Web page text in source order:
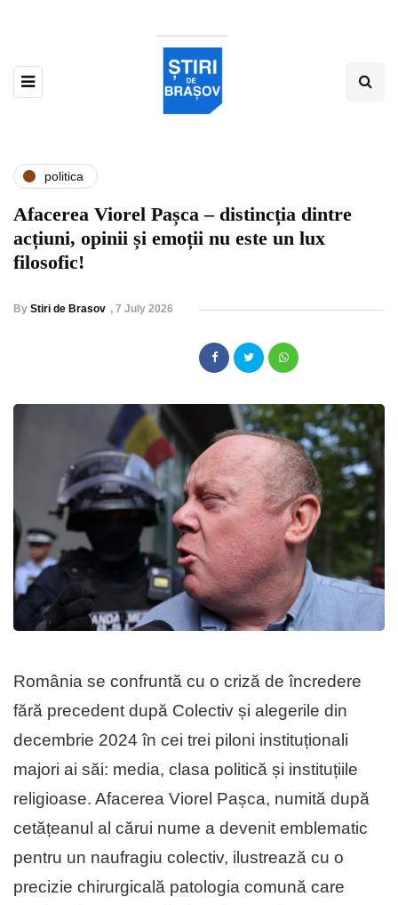
politica
Afacerea Viorel Pașca – distincția dintre
acțiuni, opinii și emoții nu este un lux
filosofic!
By Stiri de Brasov , 7 July 2026
România se confruntă cu o criză de încredere
fără precedent după Colectiv și alegerile din
decembrie 2024 în cei trei piloni instituționali
majori ai săi: media, clasa politică și instituțiile
religioase. Afacerea Viorel Pașca, numită după
cetățeanul al cărui nume a devenit emblematic
pentru un naufragiu colectiv, ilustrează cu o
precizie chirurgicală patologia comună care